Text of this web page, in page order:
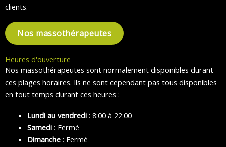
clients.
Nos massothérapeutes
Heures d'ouverture
Nos massothérapeutes sont normalement disponibles durant
ces plages horaires. Ils ne sont cependant pas tous disponibles
en tout temps durant ces heures :
Lundi au vendredi: 8:00 à 22:00
Samedi: Fermé
Dimanche: Fermé